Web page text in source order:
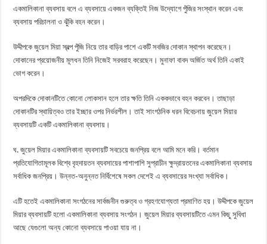
একমালিকানা ব্যবসায় বলে এ ব্যবসায়ে একজন ব্যক্তিই নিজ উদ্যোগে পুঁজির সংস্থান করেন এবং
ব্যবসায় পরিচালনা ও ঝুঁকি বহন করেন।
উদ্দীপকে জুয়েল মিয়া স্বল্প পুঁজি নিয়ে তার বাড়ির পাশে একটি সবজির দোকান স্থাপন করেছেন।
দোকানের প্রয়োজনীয় মূলধন তিনি নিজেই সরবরাহ করেছেন। মুনাফা বাবদ অর্জিত অর্থ তিনি একাই
ভোগ করেন।
অপরদিকে দোকানটিতে কোনো লোকসান হলে তার ক্ষতি তিনি এককভাবে বহন করবেন। তাছাড়া
দোকানটির স্থায়িত্বও তার ইচ্ছার ওপর নির্ভরশীল। তাই সাংগঠনিক ধরন বিবেচনায় জুয়েল মিয়ার
ব্যবসায়টি একটি একমালিকানা ব্যবসায়।
ঘ. জুয়েল মিয়ার একমালিকানা ব্যবসায়টি সবচেয়ে জনপ্রিয় বলে আমি মনে করি। বর্তমান
প্রতিযোগিতামূলক বিশ্বে বৃহদায়তন ব্যবসায়ের পাশাপাশি সুপ্রাচীন ক্ষুদ্রায়তনের একমালিকানা ব্যবসায়
সর্বাধিক জনপ্রিয়। উন্নত-অনুন্নত নির্বিশেষে সকল দেশেই এ ব্যবসায়ের সংখ্যা সর্বাধিক।
এটি হতেই একমালিকানা সংগঠনের সার্বজনীন গুরুত্ব ও গ্রহণযোগ্যতা প্রমাণিত হয়। উদ্দীপকে জুয়েল
মিয়ার ব্যবসায়টি হলো একমালিকানা ব্যবসায় সংগঠন। জুয়েল মিয়ার ব্যবসায়টিতে এমন কিছু সুবিধা
আছে যেগুলো অন্য কোনো ব্যবসায়ে পাওয়া যায় না।